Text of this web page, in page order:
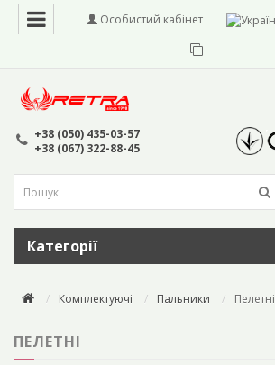
Особистий кабінет
+38 (050) 435-03-57
+38 (067) 322-88-45
Категорії
Комплектуючі Пальники Пелетні
ПЕЛЕТНІ